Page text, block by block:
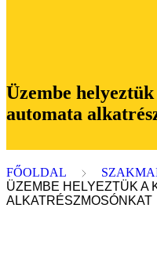
Üzembe
automata
FŐOLDAL
ÜZEMBE HELYEZTÜK A
ALKATRÉSZMOSÓNKAT